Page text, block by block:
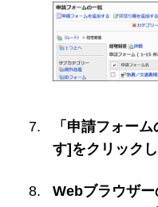
「申請フォー
す]をクリックし
Webブラウザ